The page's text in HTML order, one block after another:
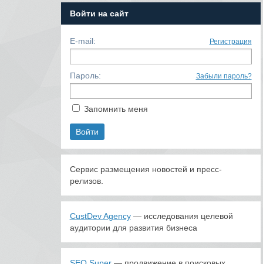
Войти на сайт
E-mail: Регистрация
Пароль: Забыли пароль?
Запомнить меня
Сервис размещения новостей и пресс-
релизов.
CustDev Agency— исследования целевой
аудитории для развития бизнеса